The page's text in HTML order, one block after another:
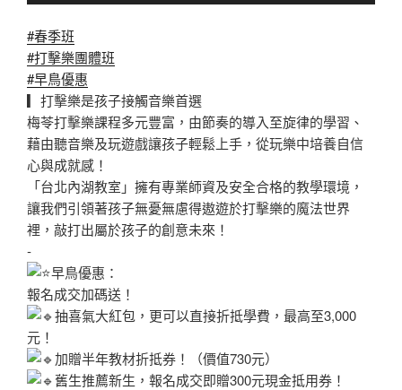
#春季班
#打擊樂團體班
#早鳥優惠
▎打擊樂是孩子接觸音樂首選
梅苓打擊樂課程多元豐富，由節奏的導入至旋律的學習、
藉由聽音樂及玩遊戲讓孩子輕鬆上手，從玩樂中培養自信
心與成就感！
「台北內湖教室」擁有專業師資及安全合格的教學環境，
讓我們引領著孩子無憂無慮得遨遊於打擊樂的魔法世界
裡，敲打出屬於孩子的創意未來！
‐
早鳥優惠：
報名成交加碼送！
抽喜氣大紅包，更可以直接折抵學費，最高至3,000
元！
加贈半年教材折抵券！（價值730元）
舊生推薦新生，報名成交即贈300元現金抵用券！